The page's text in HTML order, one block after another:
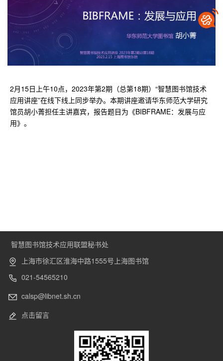
2月15日上午10点，2023年第2期（总第18期）“智慧图书馆技术
应用讲座”在线下线上同步举办。本期讲座邀请华东师范大学研究
馆员胡小菁担任主讲嘉宾，报告题目为《BIBFRAME：发展与应
用》。
智慧图书馆技术应用联盟秘书处
上海市徐汇区淮海中路1555号上海图书馆
021-54565210
calsp@libnet.sh.cn
点击留言